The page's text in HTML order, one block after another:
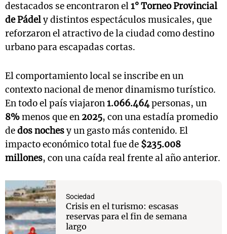
destacados se encontraron el1° Torneo Provincial
de Pádely distintos espectáculos musicales, que
reforzaron el atractivo de la ciudad como destino
urbano para escapadas cortas.
El comportamiento local se inscribe en un
contexto nacional de menor dinamismo turístico.
En todo el país viajaron1.066.464personas, un
8%menos que en 2025, con una estadía promedio
dedos nochesy un gasto más contenido. El
impacto económico total fue de $235.008
millones, con una caída real frente al año anterior.
Sociedad
Crisis en el turismo: escasas
reservas para el fin de semana
largo